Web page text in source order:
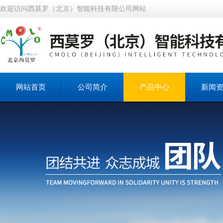
欢迎访问西莫罗（北京）智能科技有限公司网站
网站首页 公司简介 产品中心 新闻